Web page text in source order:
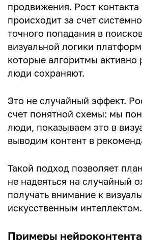
продвижения. Рост контакта
происходит за счет
точного попадания в
визуальной логики
которые алгоритмы активно
люди сохраняют.
Это не случайный эффект.
счет понятной схемы: мы
люди, показываем это в
выводим контент в
Такой подход позволяет
не надеяться на случайный
получать внимание к
искусственным интеллектом.
Примеры